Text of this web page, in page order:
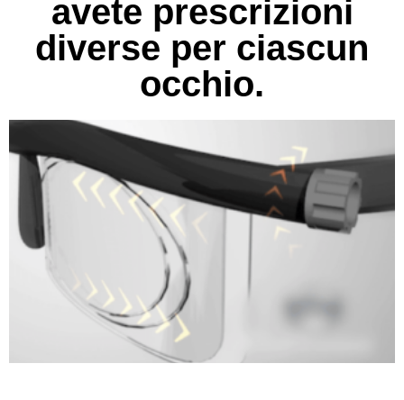
avete prescrizioni
diverse per ciascun
occhio.